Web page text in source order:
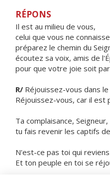
RÉPONS
Il est au milieu
celui que vous ne
préparez le chemin du
écoutez sa voix, amis de
pour que votre joie soit
R/ Réjouissez-vous dans le
Réjouissez-vous, car il est
Ta complaisance,
tu fais revenir les captifs de
N'est-ce pas toi qui
Et ton peuple en toi se